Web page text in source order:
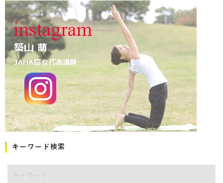
キーワード検索